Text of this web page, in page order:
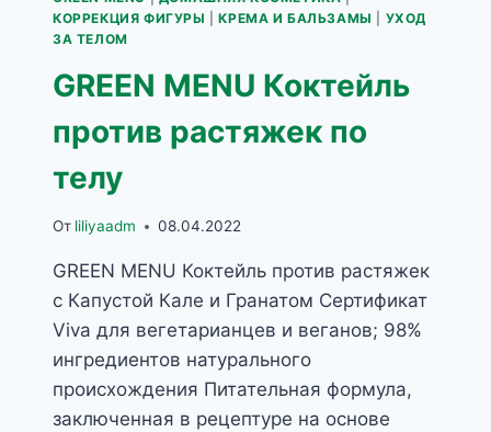
КОРРЕКЦИЯ ФИГУРЫ
|КРЕМА И БАЛЬЗАМЫ
УХОД
ЗА ТЕЛОМ
GREEN MENU Коктейль
против растяжек по
телу
От liliyaadm 08.04.2022
GREEN MENU Коктейль против растяжек
с Капустой Кале и Гранатом Сертификат
Viva для вегетарианцев и веганов; 98%
ингредиентов натурального
происхождения Питательная формула,
заключенная в рецептуре на основе